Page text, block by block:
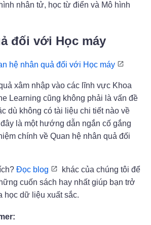
nhân tử, học từ điển và Mô hình
đối với Học máy
hệ nhân quả đối với Học máy
xâm nhập vào các lĩnh vực Khoa
Learning cũng không phải là vấn đề
dù không có tài liệu chi tiết nào về
là một hướng dẫn ngắn cố gắng
chính về Quan hệ nhân quả đối
Đọc blog
khác của chúng tôi để
cuốn sách hay nhất giúp bạn trở
học dữ liệu xuất sắc.